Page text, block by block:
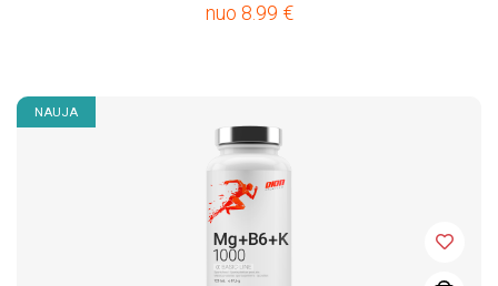
nuo 8.99 €
NAUJA